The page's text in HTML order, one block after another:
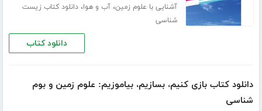
آشنایی با علوم زمین،آب و هوا،دانلود کتاب زیست
شناسی
دانلود کتاب
دانلود کتاب بازی کنیم، بسازیم، بیاموزیم: علوم زمین و بوم
شناسی